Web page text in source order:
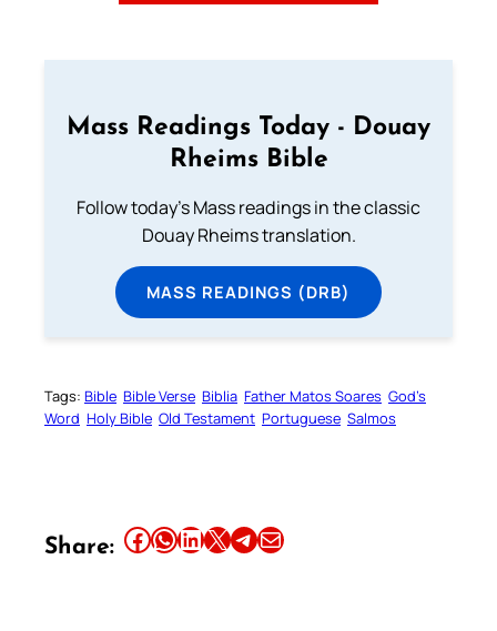
Mass Readings Today - Douay
Rheims Bible
Follow today's Mass readings in the classic
Douay Rheims translation.
MASS READINGS (DRB)
Tags: Bible Bible Verse Biblia Father Matos Soares God’s
Word Holy Bible Old Testament Portuguese Salmos
Share: Share this article on Facebook Share this article on WhatsApp Share this article on LinkedIn Share this article on X Share this article on TelegramEmail this Article